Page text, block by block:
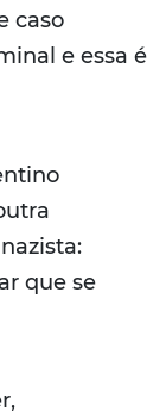
caso
e essa é
que se